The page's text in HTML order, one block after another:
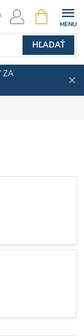
HĽADAŤ
KOŠÍK
ZA